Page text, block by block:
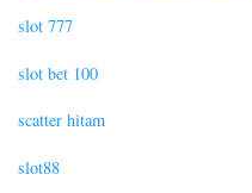
slot 777
slot bet 100
scatter hitam
slot88